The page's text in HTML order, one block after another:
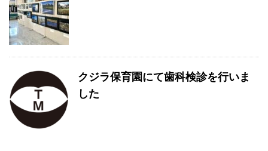
クジラ保育園にて歯科検診を行いま
した